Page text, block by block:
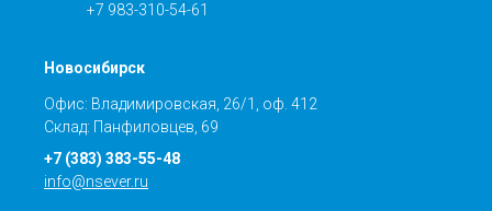
+7 983-310-54-61
Новосибирск
Офис: Владимировская, 26/1, оф. 412
Склад: Панфиловцев, 69
+7 (383) 383-55-48
info@nsever.ru